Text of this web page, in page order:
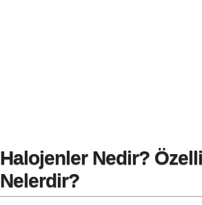
Halojenler Nedir?
Nelerdir?